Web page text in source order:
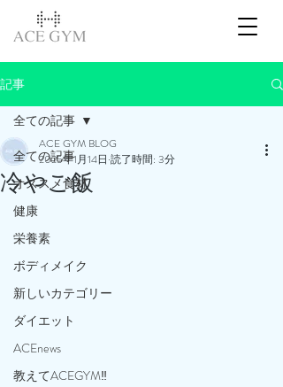
記事
全ての記事
オススメ食材
健康
栄養素
ボディメイク
新しいカテゴリー
ダイエット
ACEnews
教えてACEGYM‼️
全ての記事
冷やご飯
ACE GYM BLOG
2025年1月14日 読了時間: 3分